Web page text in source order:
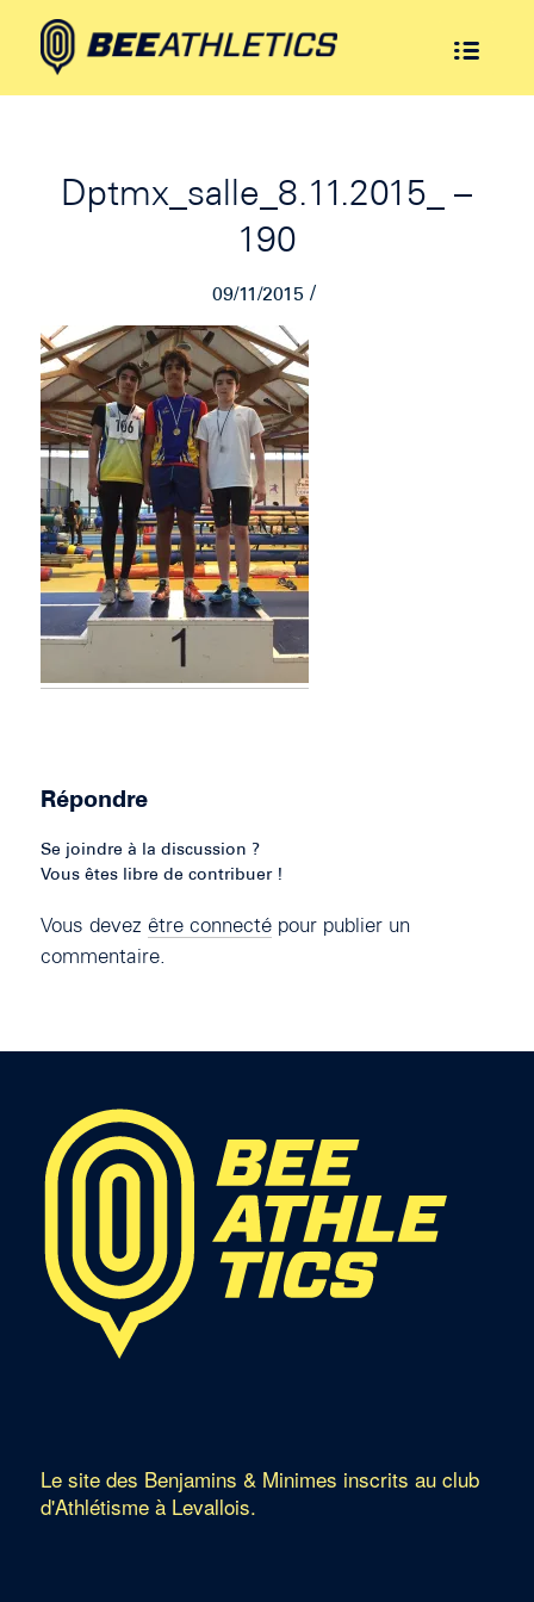
Dptmx_salle_8.11.2015_ –
190
09/11/2015 /
Répondre
Se joindre à la discussion ?
Vous êtes libre de contribuer !
Vous devez être connectépour publier un
commentaire.
Le site des Benjamins & Minimes inscrits au club
d'Athlétisme à Levallois.